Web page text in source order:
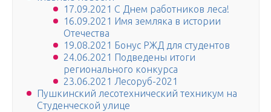
17.09.2021 С Днем работников леса!
16.09.2021 Имя земляка в истории
Отечества
19.08.2021 Бонус РЖД для студентов
24.06.2021 Подведены итоги
регионального конкурса
23.06.2021 Лесоруб-2021
Пушкинский лесотехнический техникум на
Студенческой улице